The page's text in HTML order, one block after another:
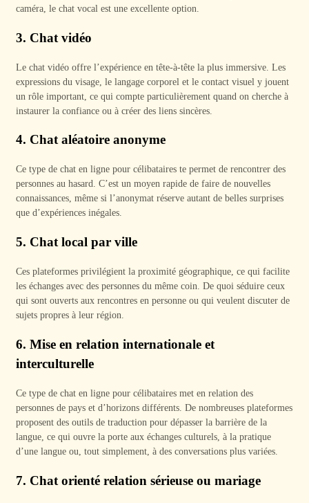
caméra, le chat vocal est une excellente option.
3. Chat vidéo
Le chat vidéo offre l’expérience en tête-à-tête la plus immersive. Les
expressions du visage, le langage corporel et le contact visuel y jouent
un rôle important, ce qui compte particulièrement quand on cherche à
instaurer la confiance ou à créer des liens sincères.
4. Chat aléatoire anonyme
Ce type de chat en ligne pour célibataires te permet de rencontrer des
personnes au hasard. C’est un moyen rapide de faire de nouvelles
connaissances, même si l’anonymat réserve autant de belles surprises
que d’expériences inégales.
5. Chat local par ville
Ces plateformes privilégient la proximité géographique, ce qui facilite
les échanges avec des personnes du même coin. De quoi séduire ceux
qui sont ouverts aux rencontres en personne ou qui veulent discuter de
sujets propres à leur région.
6.Mise en relation internationale et
interculturelle
Ce type de chat en ligne pour célibataires met en relation des
personnes de pays et d’horizons différents. De nombreuses plateformes
proposent des outils de traduction pour dépasser la barrière de la
langue, ce qui ouvre la porte aux échanges culturels, à la pratique
d’une langue ou, tout simplement, à des conversations plus variées.
7. Chat orienté relation sérieuse ou mariage